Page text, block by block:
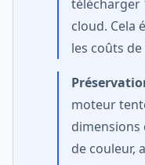
télécharger
cloud. Cela
les coûts
moteur
dimensions
de couleur,